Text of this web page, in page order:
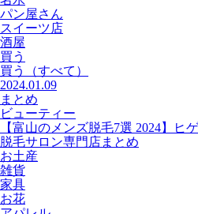
パン屋さん
スイーツ店
酒屋
買う
買う
（すべて）
2024.01.09
まとめ
ビューティー
【富山のメンズ脱毛7選 2024】ヒ
脱毛サロン専門店まとめ
お土産
雑貨
家具
お花